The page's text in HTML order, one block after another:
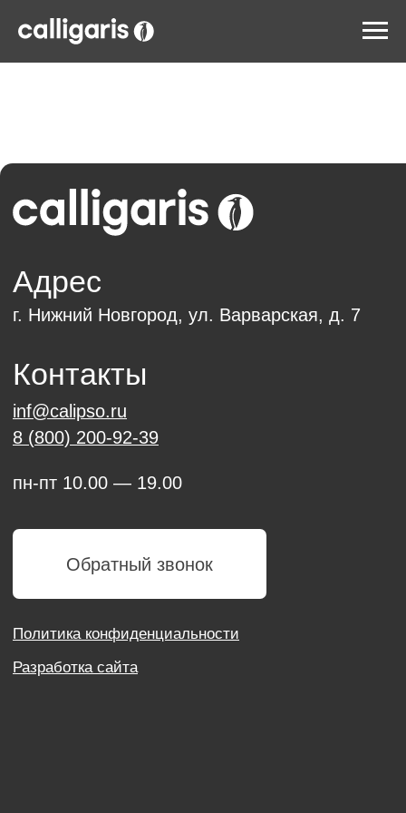
Адрес
г. Нижний Новгород, ул. Варварская, д. 7
Контакты
inf@calipso.ru
8 (800) 200-92-39
Обратный звонок
Разработка сайта